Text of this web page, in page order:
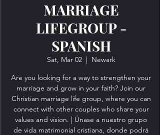
MARRIAGE
LIFEGROUP -
SPANISH
Sat, Mar 02
  |
Newark
Are you looking for a way to strengthen your
marriage and grow in your faith? Join our
Christian marriage life group, where you can
connect with other couples who share your
values and vision. | Únase a nuestro grupo
de vida matrimonial cristiana, donde podrá